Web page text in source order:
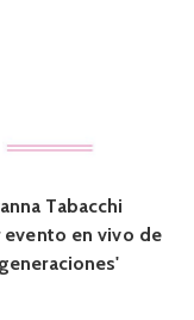
Tabacchi
en vivo de